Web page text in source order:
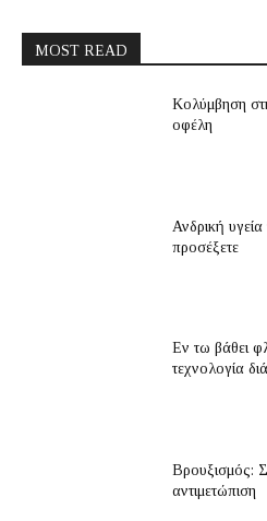
MOST READ
Κολύμβηση
οφέλη
Ανδρική
προσέξετε
Εν τω βάθει
τεχνολογία
Βρουξισμός:
αντιμετώπιση